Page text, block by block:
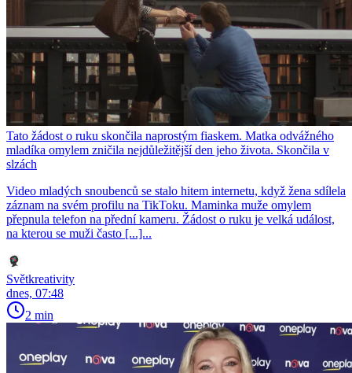
Tato žádost o ruku skončila naprostým fiaskem. Matka odvážného
mladíka omylem zničila nejdůležitější den jeho života. Skončila v
slzách
Video mladých snoubenců se stalo hitem internetu, když žena sdílela
záznam na svém profilu na TikToku. Maminka muže omylem
přepnula telefon na přední kameru. Žádost o ruku je velká událost,
na kterou se muži často [...]...
Světkreativity
dnes, 07:48
2 min